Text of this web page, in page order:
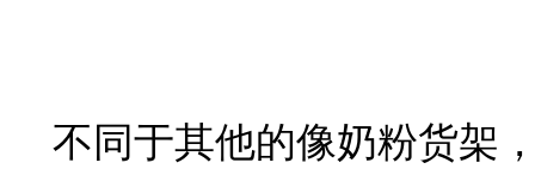
不同于其他的像奶粉货架